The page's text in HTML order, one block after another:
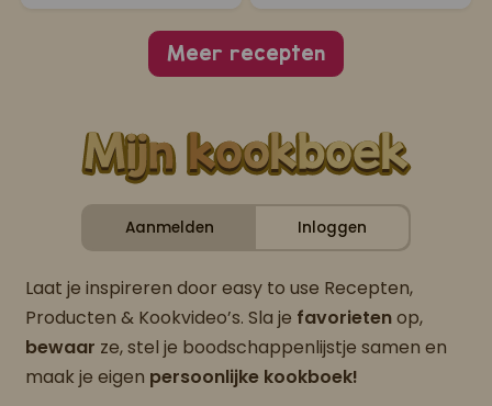
Meer recepten
Aanmelden Inloggen
Laat je inspireren door easy to use Recepten,
Producten & Kookvideo’s. Sla je favorietenop,
bewaar ze, stel je boodschappenlijstje samen en
maak je eigen persoonlijke kookboek!